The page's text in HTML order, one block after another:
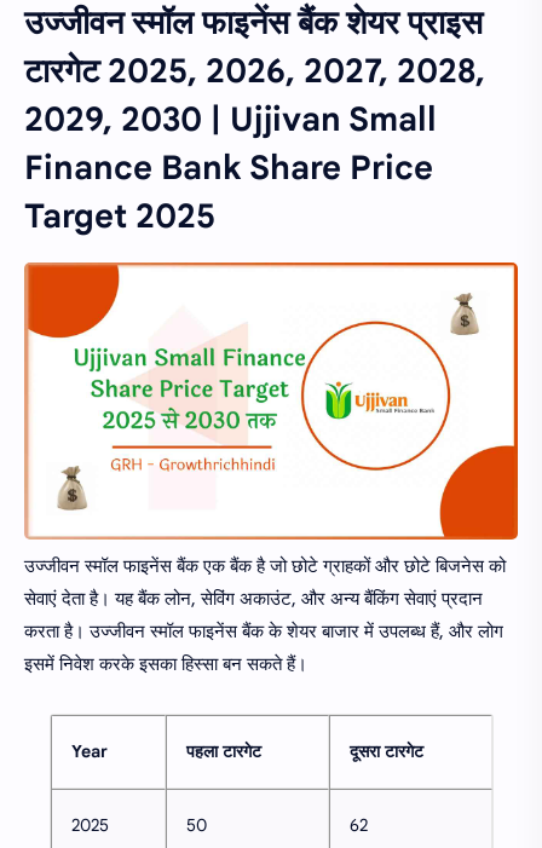
उज्जीवन स्मॉल फाइनेंस बैंक शेयर प्राइस
टारगेट 2025, 2026, 2027, 2028,
2029, 2030 | Ujjivan Small
Finance Bank Share Price
Target 2025
उज्जीवन स्मॉल फाइनेंस बैंक एक बैंक है जो छोटे ग्राहकों और छोटे बिजनेस को
सेवाएं देता है। यह बैंक लोन, सेविंग अकाउंट, और अन्य बैंकिंग सेवाएं प्रदान
करता है। उज्जीवन स्मॉल फाइनेंस बैंक के शेयर बाजार में उपलब्ध हैं, और लोग
इसमें निवेश करके इसका हिस्सा बन सकते हैं।
Year पहला टारगेट दूसरा टारगेट
2025 50 62